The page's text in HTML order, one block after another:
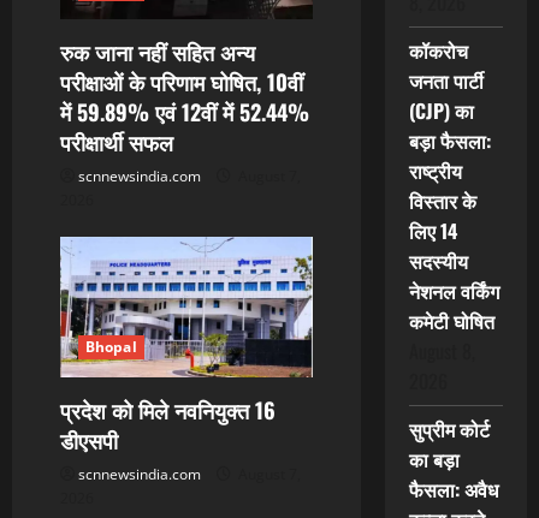
रुक जाना नहीं सहित अन्य
परीक्षाओं के परिणाम घोषित, 10वीं
में 59.89% एवं 12वीं में 52.44%
परीक्षार्थी सफल
scnnewsindia.com
Bhopal
प्रदेश को मिले नवनियुक्त 16
डीएसपी
scnnewsindia.com
कॉकरोच
जनता पार्टी
(CJP) का
बड़ा फैसला:
राष्ट्रीय
विस्तार के
लिए 14
सदस्यीय
नेशनल वर्किंग
कमेटी घोषित
सुप्रीम कोर्ट
का बड़ा
फैसला: अवैध